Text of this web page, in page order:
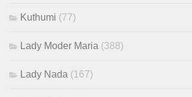
Kuthumi (77)
Lady Moder Maria (388)
Lady Nada (167)